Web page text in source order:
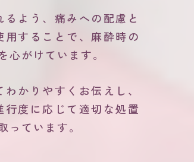
よう、痛みへの配慮と
することで、麻酔時の
がけています。
かりやすくお伝えし、
度に応じて適切な処置
ています。